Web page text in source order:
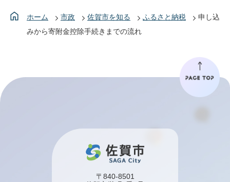
ホーム 市政 佐賀市を知る ふるさと納税
申し込
みから寄附金控除手続きまでの流れ
〒840-8501